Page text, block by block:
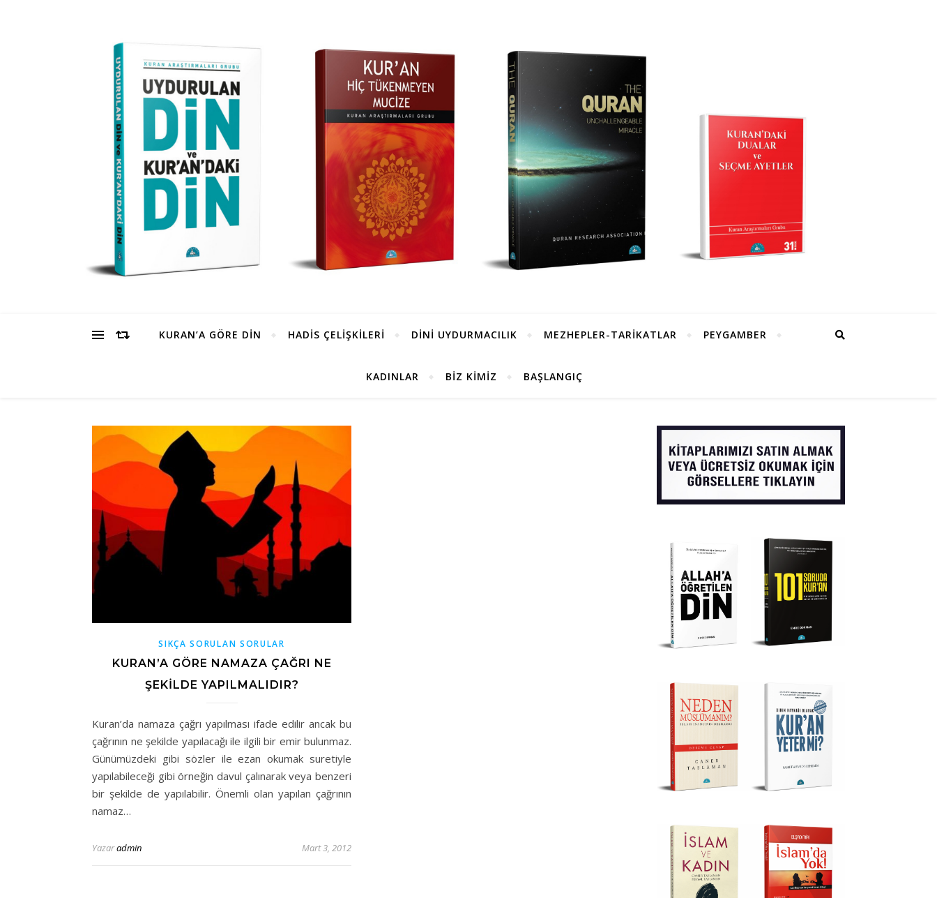
KURAN’A GÖRE DİN HADİS ÇELİŞKİLERİ DİNİ UYDURMACILIK MEZHEPLER-TARİKATLAR PEYGAMBER
KADINLAR BİZ KİMİZ BAŞLANGIÇ
SIKÇA SORULAN SORULAR
KURAN’A GÖRE NAMAZA ÇAĞRI NE
ŞEKILDE YAPILMALIDIR?
Kuran’da namaza çağrı yapılması ifade edilir ancak bu
çağrının ne şekilde yapılacağı ile ilgili bir emir bulunmaz.
Günümüzdeki gibi sözler ile ezan okumak suretiyle
yapılabileceği gibi örneğin davul çalınarak veya benzeri
bir şekilde de yapılabilir. Önemli olan yapılan çağrının
namaz…
Yazaradmin Mart 3, 2012